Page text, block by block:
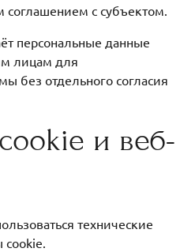
с субъектом.
персональные данные
лицам для
без отдельного согласия
и веб-
технические
cookie.